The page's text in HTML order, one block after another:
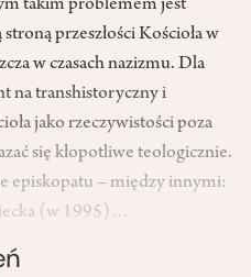
takim problemem jest
przeszłości Kościoła w
w czasach nazizmu. Dla
na transhistoryczny i
jako rzeczywistości poza
się kłopotliwe teologicznie.
episkopatu – między innymi:
(w 1995)…